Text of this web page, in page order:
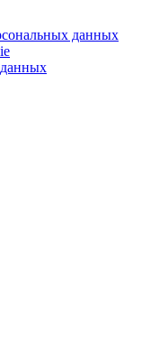
данных